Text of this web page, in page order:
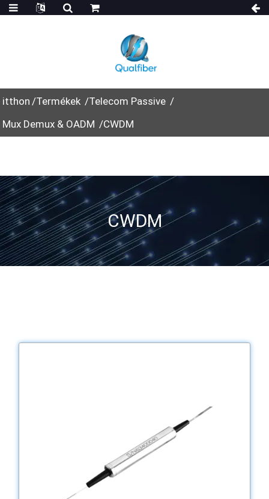
itthon Termékek
Telecom Passive
Mux Demux & OADM
CWDM
CWDM